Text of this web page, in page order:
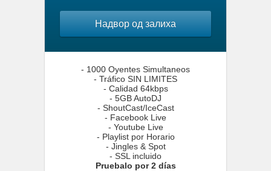
Надвор од залиха
- 1000 Oyentes Simultaneos
- Tráfico SIN LIMITES
- Calidad 64kbps
- 5GB AutoDJ
- ShoutCast/IceCast
- Facebook Live
- Youtube Live
- Playlist por Horario
- Jingles & Spot
- SSL incluido
Pruebalo por 2 días